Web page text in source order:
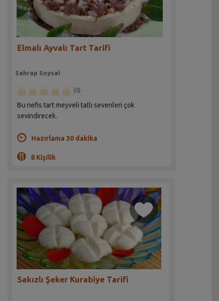
Elmalı Ayvalı Tart Tarifi
Sahrap Soysal
(0)
Bu nefis tart meyveli tatlı sevenleri çok
sevindirecek.
Hazırlama 30 dakika
8 Kişilik
Sakızlı Şeker Kurabiye Tarifi